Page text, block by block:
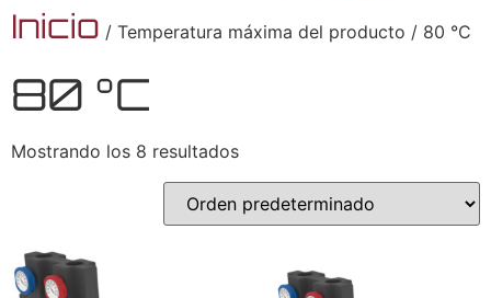
Inicio / Temperatura máxima del producto / 80 °C
80 °C
Mostrando los 8 resultados